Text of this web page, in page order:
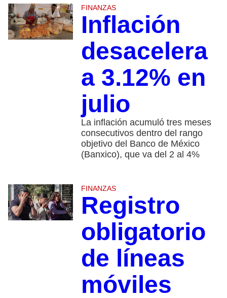
FINANZAS
Inflación
desacelera
a 3.12% en
julio
La inflación acumuló tres meses
consecutivos dentro del rango
objetivo del Banco de México
(Banxico), que va del 2 al 4%
FINANZAS
Registro
obligatorio
de líneas
móviles